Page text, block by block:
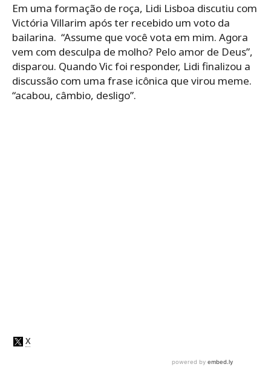
Em uma formação de roça, Lidi Lisboa discutiu com
Victória Villarim após ter recebido um voto da
bailarina. “Assume que você vota em mim. Agora
vem com desculpa de molho? Pelo amor de Deus”,
disparou. Quando Vic foi responder, Lidi finalizou a
discussão com uma frase icônica que virou meme.
“acabou, câmbio, desligo”.